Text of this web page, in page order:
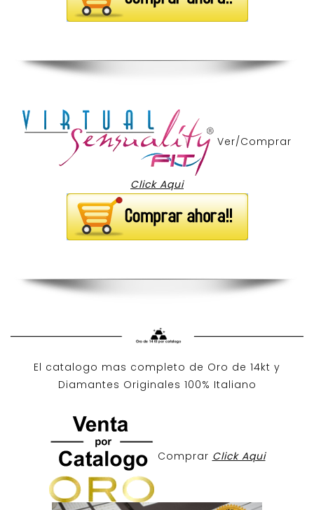
Ver/Comprar
Click Aqui
El catalogo mas completo de Oro de 14kt y
Diamantes Originales 100% Italiano
Comprar Click Aqui